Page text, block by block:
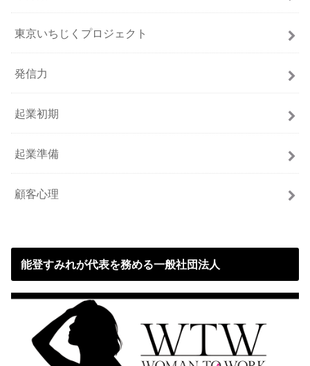
東京いちじくプロジェクト
発信力
起業初期
起業準備
顧客心理
能登すみれが代表を務める一般社団法人